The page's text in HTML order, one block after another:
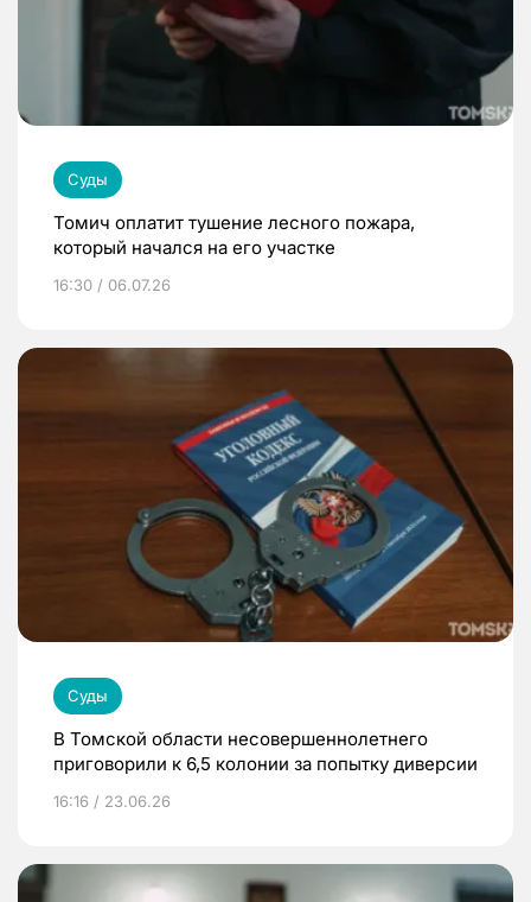
Суды
Томич оплатит тушение лесного пожара,
который начался на его участке
16:30 / 06.07.26
Суды
В Томской области несовершеннолетнего
приговорили к 6,5 колонии за попытку диверсии
16:16 / 23.06.26